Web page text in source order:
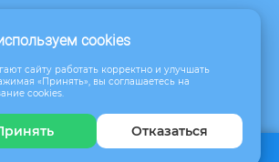
cookies
сайту работать корректно и улучшать
«Принять», вы соглашаетесь на
cookies.
Отказаться